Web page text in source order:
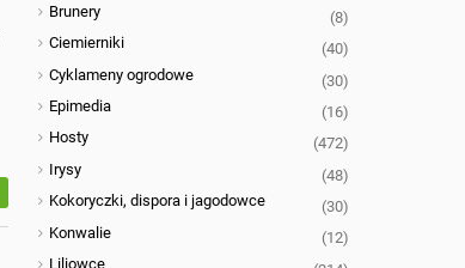
Brunery
(8)
Ciemierniki
(40)
Cyklameny ogrodowe
(30)
Epimedia
(16)
Hosty
(472)
Irysy
(48)
Kokoryczki, dispora i jagodowce
(30)
Konwalie
(12)
Liliowce